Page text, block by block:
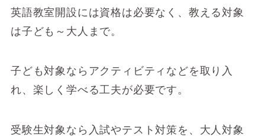
英語教室開設には資格は必要なく、教える対象
は子ども～大人まで。
子ども対象ならアクティビティなどを取り入
れ、楽しく学べる工夫が必要です。
受験生対象なら入試やテスト対策を、大人対象